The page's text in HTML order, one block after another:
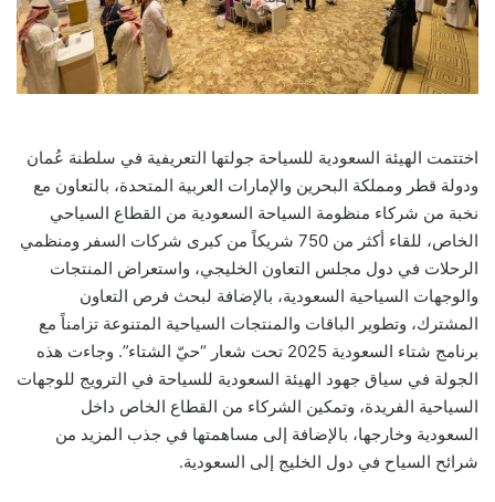
اختتمت الهيئة السعودية للسياحة جولتها التعريفية في سلطنة عُمان
ودولة قطر ومملكة البحرين والإمارات العربية المتحدة، بالتعاون مع
نخبة من شركاء منظومة السياحة السعودية من القطاع السياحي
الخاص، للقاء أكثر من 750 شريكاً من كبرى شركات السفر ومنظمي
الرحلات في دول مجلس التعاون الخليجي، واستعراض المنتجات
والوجهات السياحية السعودية، بالإضافة لبحث فرص التعاون
المشترك، وتطوير الباقات والمنتجات السياحية المتنوعة تزامناً مع
برنامج شتاء السعودية 2025 تحت شعار “حيّ الشتاء”. وجاءت هذه
الجولة في سياق جهود الهيئة السعودية للسياحة في الترويج للوجهات
السياحية الفريدة، وتمكين الشركاء من القطاع الخاص داخل
السعودية وخارجها، بالإضافة إلى مساهمتها في جذب المزيد من
شرائح السياح في دول الخليج إلى السعودية.